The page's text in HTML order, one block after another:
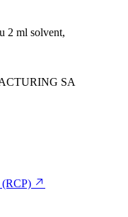
2 ml solvent,
SA
(RCP)